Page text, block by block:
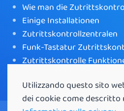
Wie man die
Einige Installationen
Zutrittskontrollzentralen
Funk-Tastatur
Zutrittskontrolle
Utilizzando questo sito
dei cookie come descritto